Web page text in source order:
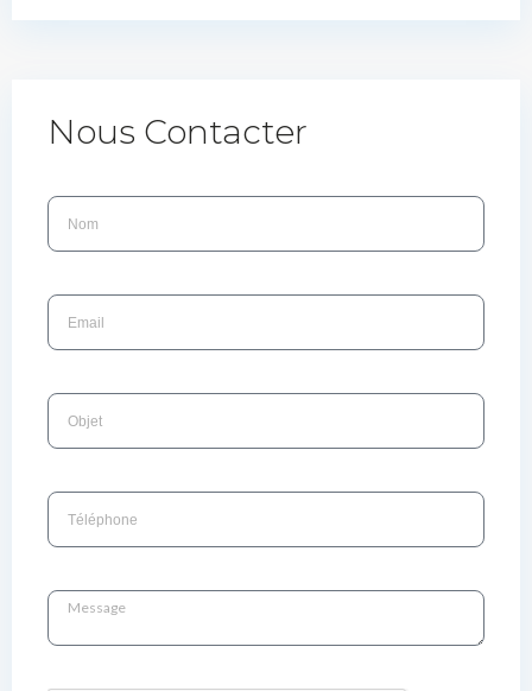
Nous Contacter